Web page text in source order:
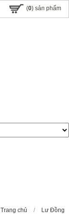
(0) sản phẩm
Trang chủ / Lư Đồng